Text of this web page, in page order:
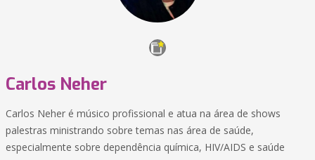
Carlos Neher
Carlos Neher é músico profissional e atua na área de shows
palestras ministrando sobre temas nas área de saúde,
especialmente sobre dependência química, HIV/AIDS e saúde